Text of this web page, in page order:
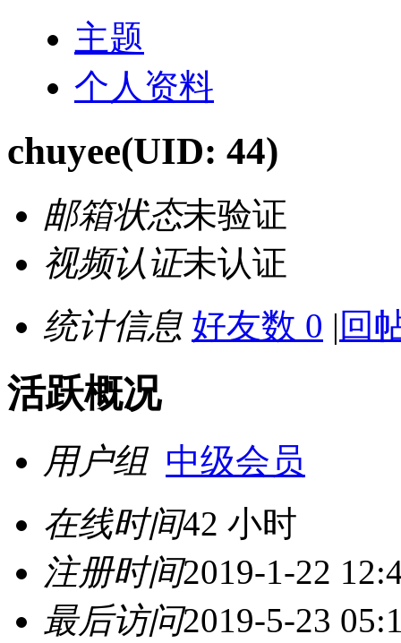
主题
个人资料
chuyee(UID: 44)
邮箱状态未验证
视频认证未认证
统计信息 好友数 0 | 回
活跃概况
用户组 中级会员
在线时间42 小时
注册时间2019-1-22
最后访问2019-5-23